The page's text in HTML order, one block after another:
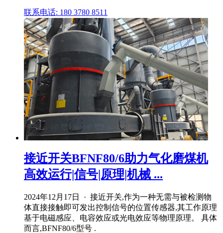
联系电话: 180 3780 8511
接近开关BFNF80/6助力气化磨煤机
高效运行|信号|原理|机械 ...
2024年12月17日 · 接近开关,作为一种无需与被检测物
体直接接触即可发出控制信号的位置传感器,其工作原理
基于电磁感应、电容效应或光电效应等物理原理。 具体
而言,BFNF80/6型号 .